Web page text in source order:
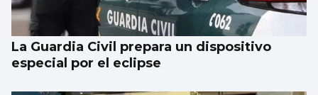
La Guardia Civil prepara un dispositivo
especial por el eclipse